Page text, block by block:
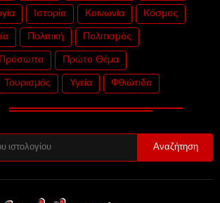
Ιστορία Κοινωνία Κόσμος
Πολιτική Πολιτισμός
Πρόσωπα Πρώτο Θέμα
Τουρισμός Υγεία Φθιώτιδα